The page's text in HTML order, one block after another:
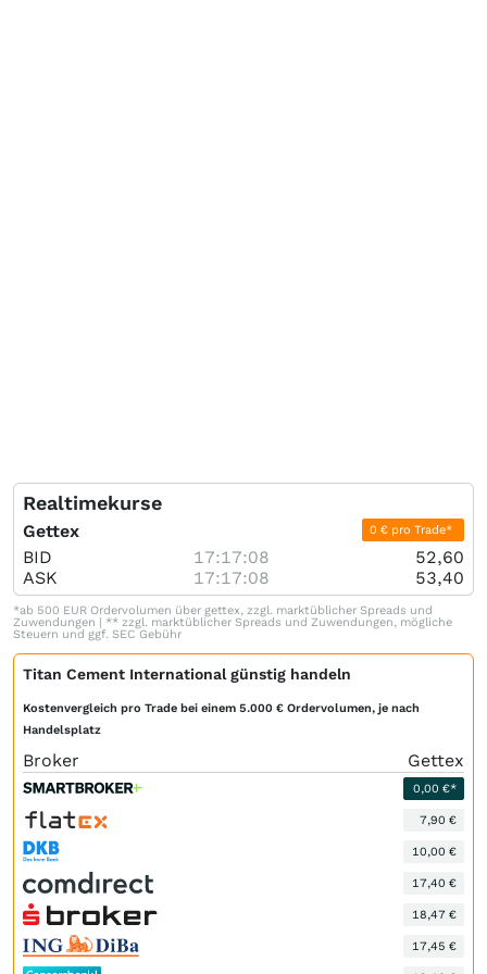
Realtimekurse
Gettex 0 € pro Trade*
BID 17:17:08
52,60
ASK
17:17:08 53,40
*ab 500 EUR Ordervolumen über gettex, zzgl. marktüblicher Spreads und
Zuwendungen | ** zzgl. marktüblicher Spreads und Zuwendungen, mögliche
Steuern und ggf. SEC Gebühr
Titan Cement International günstig handeln
Kostenvergleich pro Trade bei einem 5.000 € Ordervolumen, je nach
Handelsplatz
Broker Gettex
0,00 €*
7,90 €
10,00 €
17,40 €
18,47 €
17,45 €